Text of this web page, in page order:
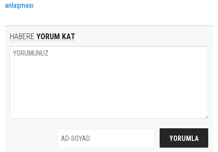
anlaşması
HABERE YORUM KAT